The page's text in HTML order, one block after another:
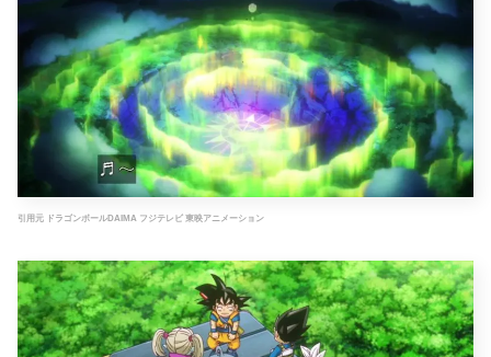
引用元 ドラゴンボールDAIMA フジテレビ 東映アニメーション